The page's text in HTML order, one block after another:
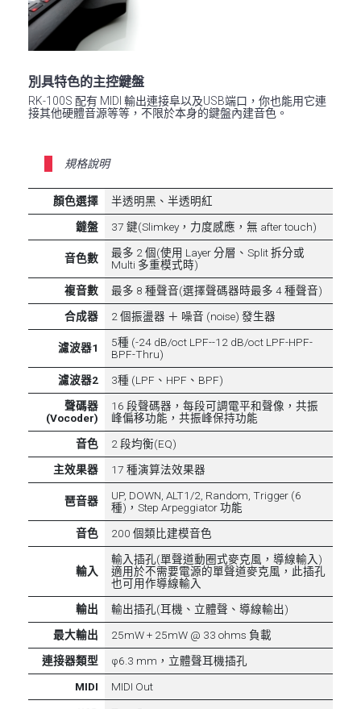
別具特色的主控鍵盤
RK-100S 配有 MIDI 輸出連接阜以及USB端口，你也能用它連
接其他硬體音源等等，不限於本身的鍵盤內建音色。
規格說明
顏色選擇
半透明黑、半透明紅
鐽盤
37 鍵(Slimkey，力度感應，無 after touch)
音色數
最多 2 個(使用 Layer 分層、Split 拆分或
Multi 多重模式時)
複音數
最多 8 種聲音(選擇聲碼器時最多 4 種聲音)
合成器
2 個振盪器 ＋ 噪音 (noise) 發生器
濾波器1
5種 (-24 dB/oct LPF--12 dB/oct LPF-HPF-
BPF-Thru)
濾波器2
3種 (LPF、HPF、BPF)
聲碼器
(Vocoder)
16 段聲碼器，每段可調電平和聲像，共振
峰偏移功能，共振峰保持功能
音色
2 段均衡(EQ)
主效果器
17 種演算法效果器
琶音器
UP, DOWN, ALT1/2, Random, Trigger (6
種)，Step Arpeggiator 功能
音色
200 個類比建模音色
輸入
輸入插孔(單聲道動圈式麥克風，導線輸入)
適用於不需要電源的單聲道麥克風，此插孔
也可用作導線輸入
輸出
輸出插孔(耳機、立體聲、導線輸出)
最大輸出
25mW + 25mW @ 33 ohms 負載
連接器類型
φ6.3 mm，立體聲耳機插孔
MIDI
MIDI Out